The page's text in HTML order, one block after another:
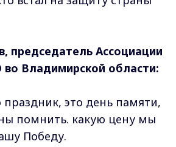
председатель Ассоциации
во Владимирской области:
праздник, это день памяти,
помнить. какую цену мы
Победу.